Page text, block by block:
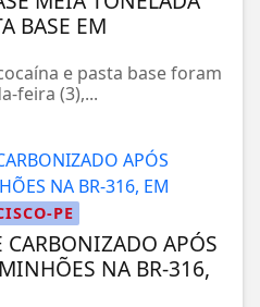
BASE EM
e pasta base foram
feira (3),...
PE
CARBONIZADO APÓS
NA BR-316,